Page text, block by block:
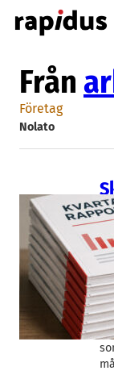
Hoppa
till
Från
Företag
Nolato
AAK